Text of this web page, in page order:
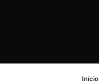
Início